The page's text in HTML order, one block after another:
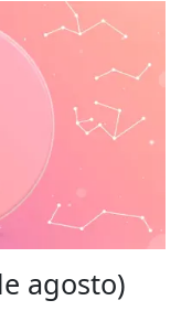
agosto)